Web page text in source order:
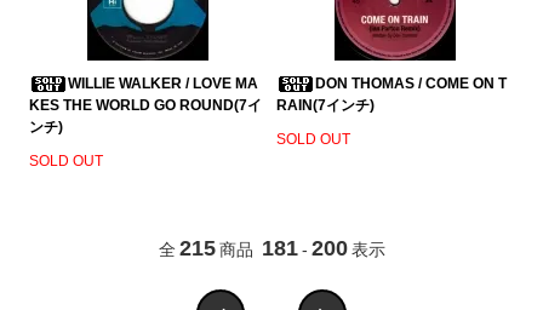
WILLIE WALKER / LOVE MA
KES THE WORLD GO ROUND(7イ
ンチ)
SOLD OUT
DON THOMAS / COME ON T
RAIN(7インチ)
SOLD OUT
全 215 商品 181 - 200 表示